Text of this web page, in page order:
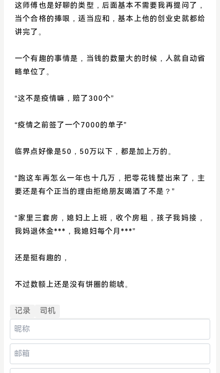
这师傅也是好聊的类型，后面基本不需要我再提问了，
当个合格的捧哏，适当应和，基本上他的创业史就都给
讲完了。
一个有趣的事情是，当钱的数量大的时候，人就自动省
略单位了。
“这不是疫情嘛，赔了300个”
“疫情之前签了一个7000的单子”
临界点好像是50，50万以下，都是加上万的。
“跑这车再怎么一年也十几万，把零花钱整出来了，主
要还是有个正当的理由拒绝朋友喝酒了不是？”
“家里三套房，媳妇上上班，收个房租，孩子我妈接，
我妈退休金***，我媳妇每个月***”
还是挺有趣的，
不过数额上还是没有饼圈的能唬。
记录 司机